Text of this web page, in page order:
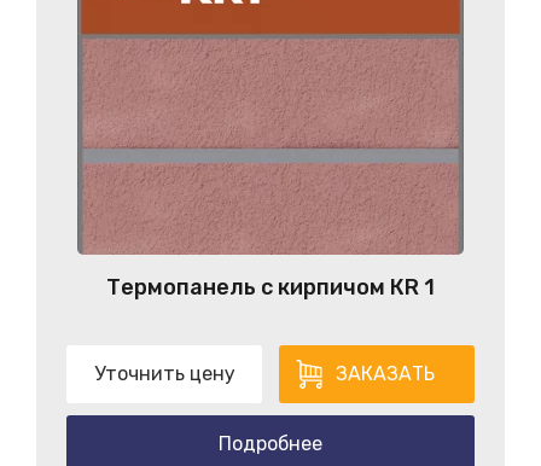
Термопанель с кирпичом КR 1
Уточнить цену ЗАКАЗАТЬ
Подробнее